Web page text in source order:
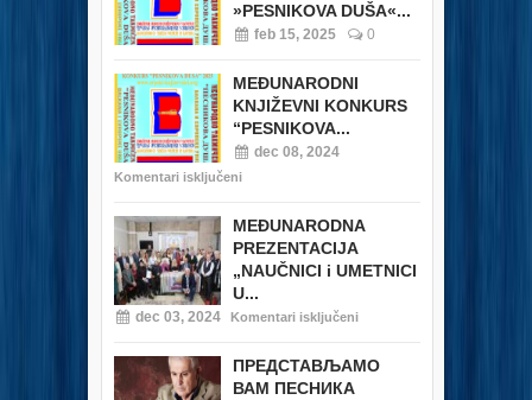
»PESNIKOVA DUŠA«...
feb 15, 2025 0
MEĐUNARODNI
KNJIŽEVNI KONKURS
“PESNIKOVA...
dec 08, 2024
Komentari isključeni
MEĐUNARODNA
PREZENTACIJA
„NAUČNICI i UMETNICI
U...
dec 03, 2024 Komentari isključeni
ПРЕДСТАВЉАМО
ВАМ ПЕСНИКА